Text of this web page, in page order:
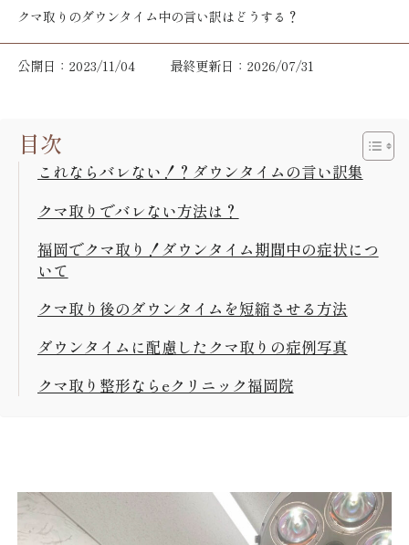
クマ取りのダウンタイム中の言い訳はどうする？
公開日：2023/11/04 最終更新日：2026/07/31
目次
これならバレない！？ダウンタイムの言い訳集
クマ取りでバレない方法は？
福岡でクマ取り！ダウンタイム期間中の症状につ
いて
クマ取り後のダウンタイムを短縮させる方法
ダウンタイムに配慮したクマ取りの症例写真
クマ取り整形ならeクリニック福岡院